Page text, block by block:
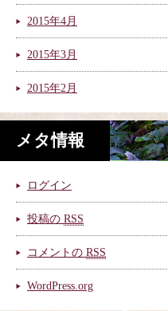
2015年4月
2015年3月
2015年2月
メタ情報
ログイン
投稿の RSS
コメントの RSS
WordPress.org